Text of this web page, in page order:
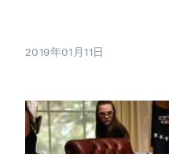
2019年01月11日